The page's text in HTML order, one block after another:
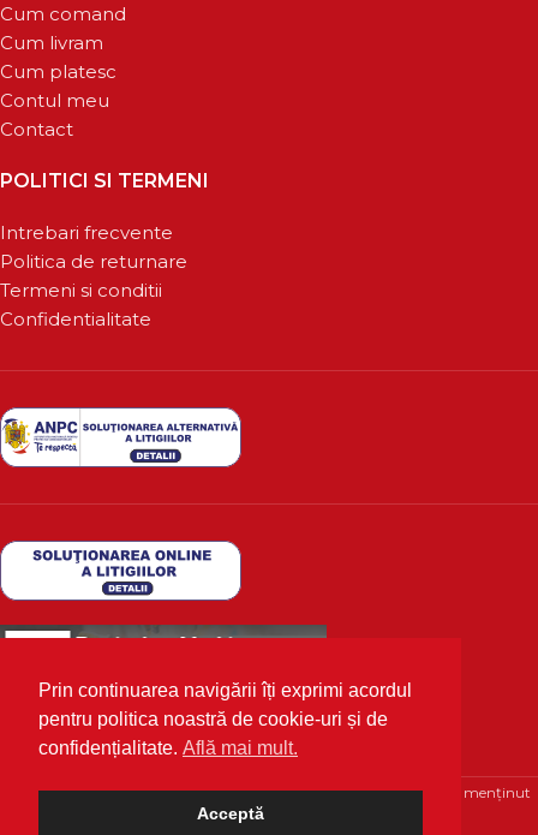
Prin continuarea navigării îți exprimi acordul
pentru politica noastră de cookie-uri și de
confidențialitate. Află mai mult.
Acceptă
Cum comand
Cum livram
Cum platesc
Contul meu
Contact
POLITICI SI TERMENI
Intrebari frecvente
Politica de returnare
Termeni si conditii
Confidentialitate
Deutscher Markt2020 Toate drepturile rezervate | Optimizat și menținut
cu 💙 deWPhosting.ro